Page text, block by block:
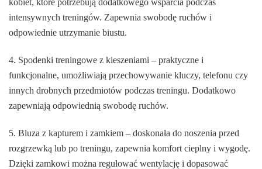
intensywnych treningów. Zapewnia swobodę ruchów i
odpowiednie utrzymanie biustu.
4. Spodenki treningowe z kieszeniami – praktyczne i
funkcjonalne, umożliwiają przechowywanie kluczy, telefonu czy
innych drobnych przedmiotów podczas treningu. Dodatkowo
zapewniają odpowiednią swobodę ruchów.
5. Bluza z kapturem i zamkiem – doskonała do noszenia przed
rozgrzewką lub po treningu, zapewnia komfort cieplny i wygodę.
Dzięki zamkowi można regulować wentylację i dopasować